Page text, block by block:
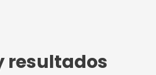
resultados